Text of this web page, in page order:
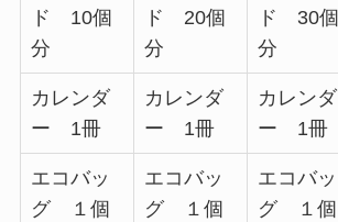
ド 10個
分
ド 20個
分
ド 30個
分
カレンダ
ー 1冊
カレンダ
ー 1冊
カレンダ
ー 1冊
エコバッ
グ １個
エコバッ
グ １個
エコバッ
グ １個